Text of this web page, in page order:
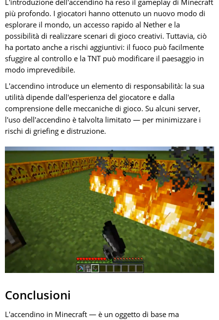
più profondo. I giocatori hanno ottenuto un nuovo modo di
esplorare il mondo, un accesso rapido al Nether e la
possibilità di realizzare scenari di gioco creativi. Tuttavia, ciò
ha portato anche a rischi aggiuntivi: il fuoco può facilmente
sfuggire al controllo e la TNT può modificare il paesaggio in
modo imprevedibile.
L'accendino introduce un elemento di responsabilità: la sua
utilità dipende dall'esperienza del giocatore e dalla
comprensione delle meccaniche di gioco. Su alcuni server,
l'uso dell'accendino è talvolta limitato — per minimizzare i
rischi di griefing e distruzione.
Conclusioni
L'accendino in Minecraft — è un oggetto di base ma